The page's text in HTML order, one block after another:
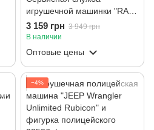
игрушечной машинки "RAM
2500"
3 159 грн 3 949 грн
В наличии
Оптовые цены
−4%